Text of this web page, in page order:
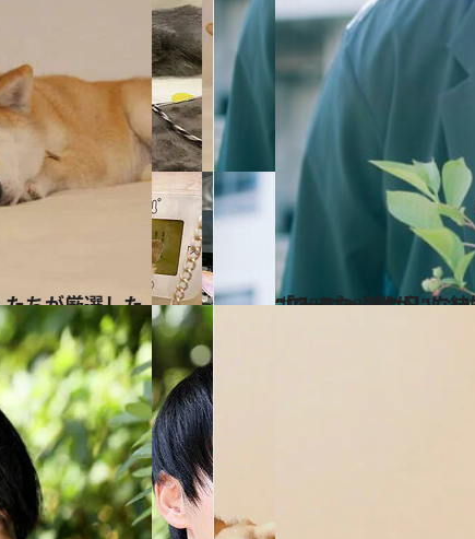
2022.8.10
“スーパー猫の日”に結婚した蛙亭中野 愛する猫2匹と妻との
カルチャー